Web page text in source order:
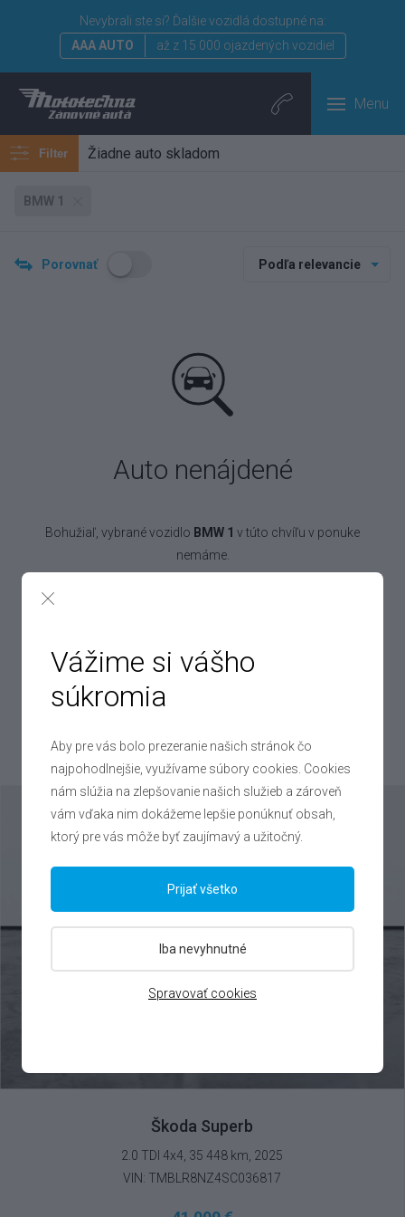
Nevybrali ste si? Ďalšie vozidlá dostupné na:
AAA AUTO
až z 15 000 ojazdených vozidiel
Menu
Filter Žiadne auto skladom
BMW 1
Porovnať Podľa relevancie
Auto nenájdené
Bohužiaľ, vybrané vozidlo BMW 1 v túto chvíľu v ponuke
nemáme.
Pokojne to však nechajte na nás! Denne vykúpime až 250 áut,
Chcem práve toto auto
Mohlo by vás zaujímať
Škoda Superb
2.0 TDI 4x4, 35 448 km, 2025
VIN: TMBLR8NZ4SC036817
Vážime si vášho
súkromia
Aby pre vás bolo prezeranie našich stránok čo
najpohodlnejšie, využívame súbory cookies. Cookies
nám slúžia na zlepšovanie našich služieb a zároveň
vám vďaka nim dokážeme lepšie ponúknuť obsah,
ktorý pre vás môže byť zaujímavý a užitočný.
Spravovať cookies
Iba nevyhnutné
Prijať všetko